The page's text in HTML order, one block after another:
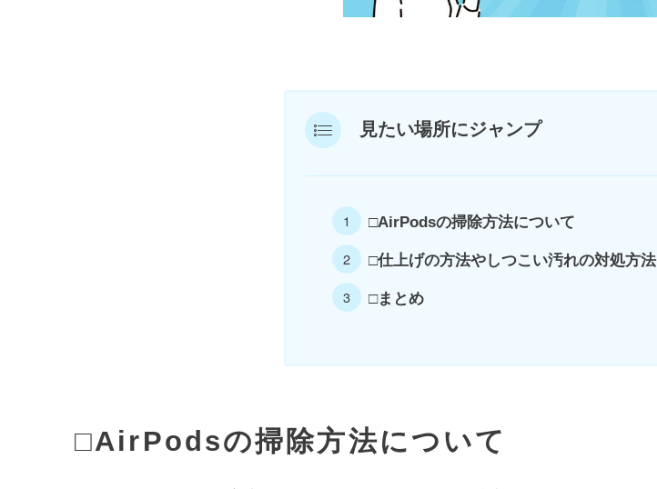
見たい場所にジャンプ
□AirPodsの掃除方法について
□仕上げの方法やしつこい汚れの対処方法
□まとめ
□AirPodsの掃除方法について